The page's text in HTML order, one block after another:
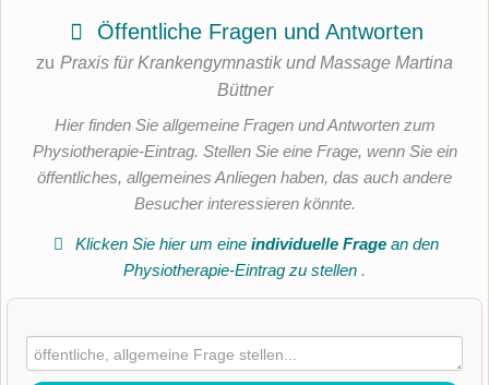
Öffentliche Fragen und Antworten
zu Praxis für Krankengymnastik und Massage Martina
Büttner
Hier finden Sie allgemeine Fragen und Antworten zum
Physiotherapie-Eintrag. Stellen Sie eine Frage, wenn Sie ein
öffentliches, allgemeines Anliegen haben, das auch andere
Besucher interessieren könnte.
Klicken Sie hier um eineindividuelle Frage an den
Physiotherapie-Eintrag zu stellen .